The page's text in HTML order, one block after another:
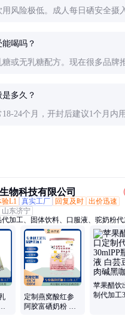
用风险极低。成人每日硒安全摄
喝吗？
糖或无乳糖配方。现在很多品牌
多久？
24个月，开封后建议1个月内
物科技有限公司
验L1 真实工厂 回复及时 出价迅速
山东济宁
加工、固体饮料、口服液、驼奶粉
软胶囊、10ml口服液代加工、孕妇乳母
加工、凝胶糖果、植物饮品、醋蛋液、
胶原蛋白肽、螯合钙、PQQ胶原蛋白肽
口服液、口服液oem代加工、植物饮品
、麦角硫因
定制燕窝酸红参
阿胶富硒奶粉 支
苹果醋饮
制代加工